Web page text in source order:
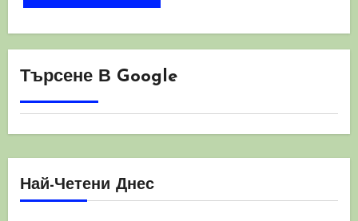
Търсене В Google
Най-Четени Днес